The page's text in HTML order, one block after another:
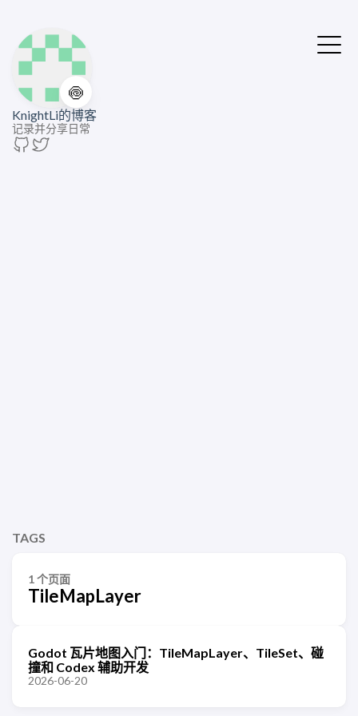
🍥
KnightLi的博客
记录并分享日常
TAGS
1 个页面
TileMapLayer
Godot 瓦片地图入门：TileMapLayer、TileSet、碰
撞和 Codex 辅助开发
2026-06-20